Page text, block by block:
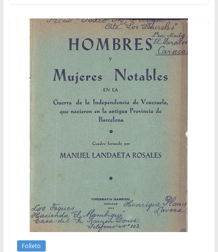
Folleto